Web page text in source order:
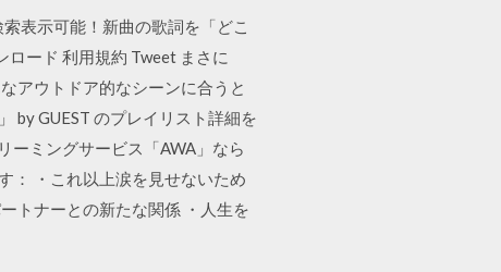
表示可能！新曲の歌詞を「どこ
ード 利用規約 Tweet まさに
アウトドア的なシーンに合うと
by GUEST のプレイリスト詳細を
ーミングサービス「AWA」なら
： ・これ以上涙を見せないため
トナーとの新たな関係 ・人生を